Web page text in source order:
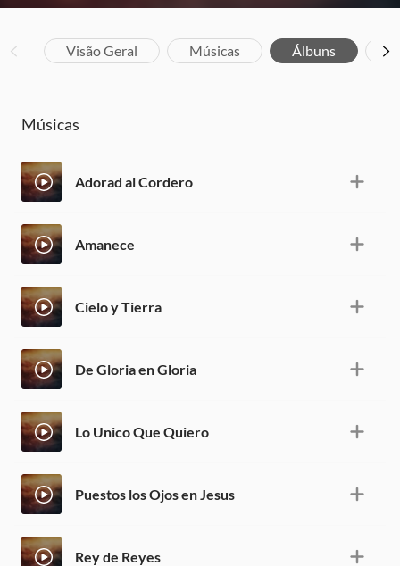
Visão Geral Músicas Álbuns
Músicas
Adorad al Cordero
Amanece
Cielo y Tierra
De Gloria en Gloria
Lo Unico Que Quiero
Puestos los Ojos en Jesus
Rey de Reyes